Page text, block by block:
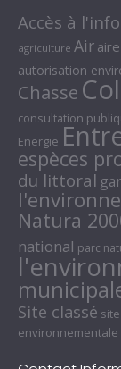
Accès à
agriculture Air
autorisation
Chasse
consultation
Energie
espèces
du littoral
Natura
national parc
Site classé
environnementale